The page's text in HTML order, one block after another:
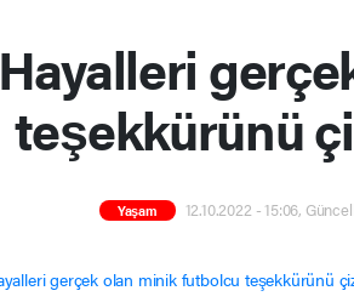
Hayalleri
teşekkürünü
Yaşam 12.10.2022 - 15:06,